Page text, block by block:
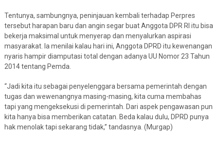
Tentunya, sambungnya, peninjauan kembali terhadap Perpres
tersebut harapan baru dan angin segar buat Anggota DPR RI itu bisa
bekerja maksimal untuk menyerap dan menyalurkan aspirasi
masyarakat. Ia menilai kalau hari ini, Anggota DPRD itu kewenangan
nyaris hampir diamputasi total dengan adanya UU Nomor 23 Tahun
2014 tentang Pemda.
“Jadi kita itu sebagai penyelenggara bersama pemerintah dengan
tugas dan wewenangnya masing-masing, kita cuma membahas
tapi yang mengeksekusi di pemerintah. Dari aspek pengawasan pun
kita hanya bisa memberikan catatan. Beda kalau dulu, DPRD punya
hak menolak tapi sekarang tidak,” tandasnya. (Murgap)